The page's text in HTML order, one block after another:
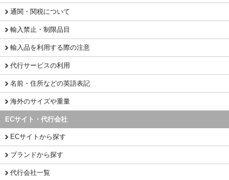
通関・関税について
輸入禁止・制限品目
輸入品を利用する際の注意
代行サービスの利用
名前・住所などの英語表記
海外のサイズや重量
ECサイト・代行会社
ECサイトから探す
ブランドから探す
代行会社一覧